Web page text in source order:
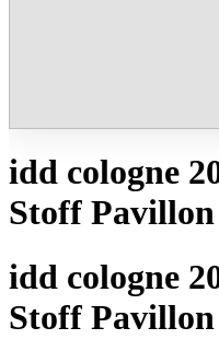
idd cologne
Stoff
idd cologne
Stoff